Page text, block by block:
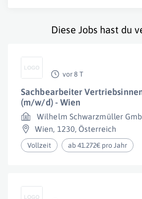
Diese Jobs hast du
vor 8 T
Sachbearbeiter
(m/w/d) - Wien
Wilhelm Schwarzmüller
Wien, 1230, Österreich
Vollzeit ab 41.272€ pro Jahr